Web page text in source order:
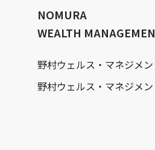
NOMURA
WEALTH
野村ウェルス・マネジメ
野村ウェルス・マネジメ